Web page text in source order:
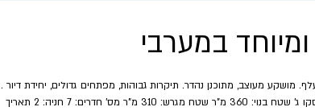
במערבי
מושקע מעוצב, מתוכנן נהדר. תיקרות גבוהות, מפתחים גדולים, יחידת דיור .
ישוב: הוד השרון איזור: רסקו ג' שטח בנוי: 360 מ"ר שטח מגרש: 310 מ"ר מס' חדרים: 7 חניה: 2 תאריך